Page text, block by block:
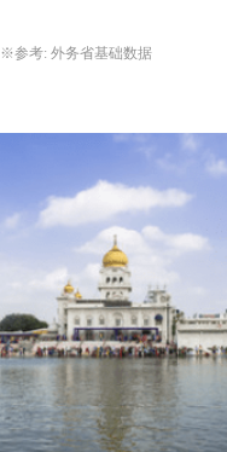
※参考: 外务省基础数据